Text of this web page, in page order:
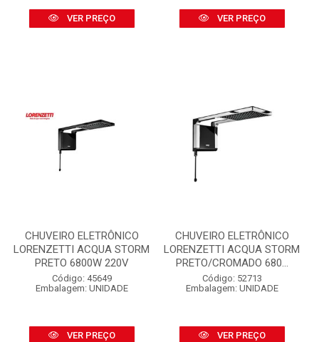
VER PREÇO VER PREÇO
CHUVEIRO ELETRÔNICO
LORENZETTI ACQUA STORM
PRETO 6800W 220V
Código: 45649
Embalagem: UNIDADE
VER PREÇO
CHUVEIRO ELETRÔNICO
LORENZETTI ACQUA STORM
PRETO/CROMADO 680...
Código: 52713
Embalagem: UNIDADE
VER PREÇO